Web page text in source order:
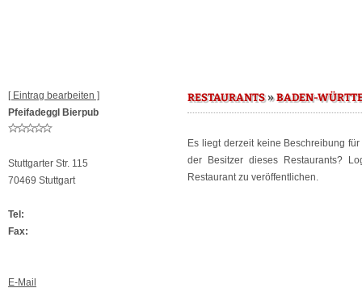
[ Eintrag bearbeiten ]
Pfeifadeggl Bierpub
Stuttgarter Str. 115
70469 Stuttgart
Tel:
Fax:
E-Mail
RESTAURANTS»BADEN-
Es liegt derzeit keine Beschreibung
der Besitzer dieses Restaurants?
Restaurant zu veröffentlichen.